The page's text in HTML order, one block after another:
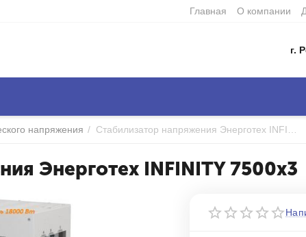
Главная О компании
г.
напряжения /
Энерготех INFINITY 7500х3